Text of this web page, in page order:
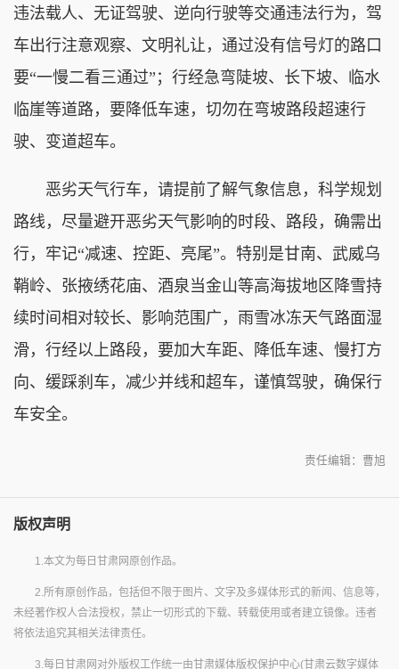
违法载人、无证驾驶、逆向行驶等交通违法行为，驾
车出行注意观察、文明礼让，通过没有信号灯的路口
要“一慢二看三通过”；行经急弯陡坡、长下坡、临水
临崖等道路，要降低车速，切勿在弯坡路段超速行
驶、变道超车。
恶劣天气行车，请提前了解气象信息，科学规划
路线，尽量避开恶劣天气影响的时段、路段，确需出
行，牢记“减速、控距、亮尾”。特别是甘南、武威乌
鞘岭、张掖绣花庙、酒泉当金山等高海拔地区降雪持
续时间相对较长、影响范围广，雨雪冰冻天气路面湿
滑，行经以上路段，要加大车距、降低车速、慢打方
向、缓踩刹车，减少并线和超车，谨慎驾驶，确保行
车安全。
责任编辑：曹旭
版权声明
1.本文为每日甘肃网原创作品。
2.所有原创作品，包括但不限于图片、文字及多媒体形式的新闻、信息等，
未经著作权人合法授权，禁止一切形式的下载、转载使用或者建立镜像。违者
将依法追究其相关法律责任。
3.每日甘肃网对外版权工作统一由甘肃媒体版权保护中心(甘肃云数字媒体